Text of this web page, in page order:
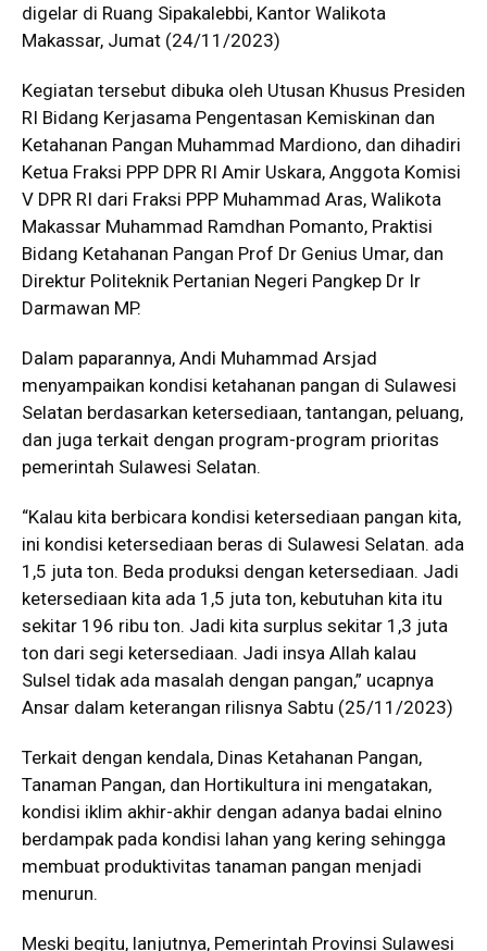
digelar di Ruang Sipakalebbi, Kantor Walikota
Makassar, Jumat (24/11/2023)
Kegiatan tersebut dibuka oleh Utusan Khusus Presiden
RI Bidang Kerjasama Pengentasan Kemiskinan dan
Ketahanan Pangan Muhammad Mardiono, dan dihadiri
Ketua Fraksi PPP DPR RI Amir Uskara, Anggota Komisi
V DPR RI dari Fraksi PPP Muhammad Aras, Walikota
Makassar Muhammad Ramdhan Pomanto, Praktisi
Bidang Ketahanan Pangan Prof Dr Genius Umar, dan
Direktur Politeknik Pertanian Negeri Pangkep Dr Ir
Darmawan MP.
Dalam paparannya, Andi Muhammad Arsjad
menyampaikan kondisi ketahanan pangan di Sulawesi
Selatan berdasarkan ketersediaan, tantangan, peluang,
dan juga terkait dengan program-program prioritas
pemerintah Sulawesi Selatan.
“Kalau kita berbicara kondisi ketersediaan pangan kita,
ini kondisi ketersediaan beras di Sulawesi Selatan. ada
1,5 juta ton. Beda produksi dengan ketersediaan. Jadi
ketersediaan kita ada 1,5 juta ton, kebutuhan kita itu
sekitar 196 ribu ton. Jadi kita surplus sekitar 1,3 juta
ton dari segi ketersediaan. Jadi insya Allah kalau
Sulsel tidak ada masalah dengan pangan,” ucapnya
Ansar dalam keterangan rilisnya Sabtu (25/11/2023)
Terkait dengan kendala, Dinas Ketahanan Pangan,
Tanaman Pangan, dan Hortikultura ini mengatakan,
kondisi iklim akhir-akhir dengan adanya badai elnino
berdampak pada kondisi lahan yang kering sehingga
membuat produktivitas tanaman pangan menjadi
menurun.
Meski begitu, lanjutnya, Pemerintah Provinsi Sulawesi